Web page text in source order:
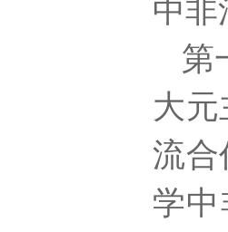
中非
第
大
流合
学